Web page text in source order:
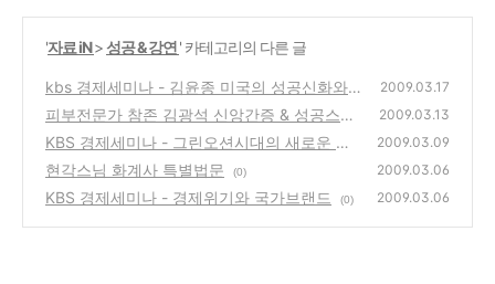
'자료 iN>성공 & 강연' 카테고리의 다른 글
kbs 경제세미나 - 김윤종 미국의 성공신화와
꿈, 희망, 미래 이야기
(0)
2009.03.17
피부전문가 참존 김광석 신앙간증 & 성공스토
리 (동영상보기)
(4)
2009.03.13
KBS 경제세미나 - 그린오션시대의 새로운 비
즈니스
(0)
2009.03.09
현각스님 화계사 특별법문 (0) 2009.03.06
KBS 경제세미나 - 경제위기와 국가브랜드 (0) 2009.03.06